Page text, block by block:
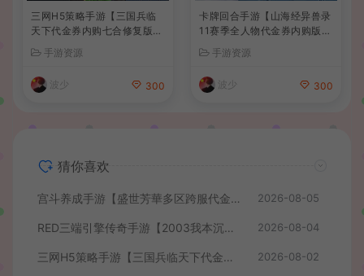
三网H5策略手游【三国兵临
天下代金券内购七合修复版】
最新整理单机一键即玩镜像端
+Linux手工服务端+管理后台
+GM授权后台+简易安卓客户
端+详细搭建教程+视频教程
手游资源
波少 300
卡牌回合手游【山海经异兽录
11赛季全人物代金券内购版】
最新整理WIN系服务端+授权
GM后台+管理后台+热更修改
工具+安卓+详细搭建教程
手游资源
波少 300
猜你喜欢
宫斗养成手游【盛世芳華多区跨服代金券本地优化版】最新整理单机一键即玩端+Linux手工服务端+CDK授权后台+安卓+详细搭建教程 2026-08-05
RED三端引擎传奇手游【2003我本沉默】最新整理Win系服务端+安卓苹果PC三端+详细搭建教程 2026-08-04
三网H5策略手游【三国兵临天下代金券内购七合修复版】最新整理单机一键即玩镜像端+Linux手工服务端+管理后台+GM授权后台+简易安卓客户端+详细搭建教程+视频教程 2026-08-02